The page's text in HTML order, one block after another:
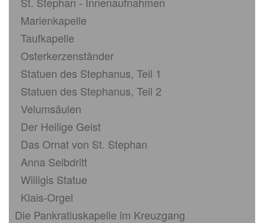
Marienkapelle
Taufkapelle
Osterkerzenständer
Statuen des Stephanus, Teil 1
Statuen des Stephanus, Teil 2
Velumsäulen
Der Heilige Geist
Das Ornat von St. Stephan
Anna Selbdritt
Willigis Statue
Klais-Orgel
Die Pankratiuskapelle im Kreuzgang